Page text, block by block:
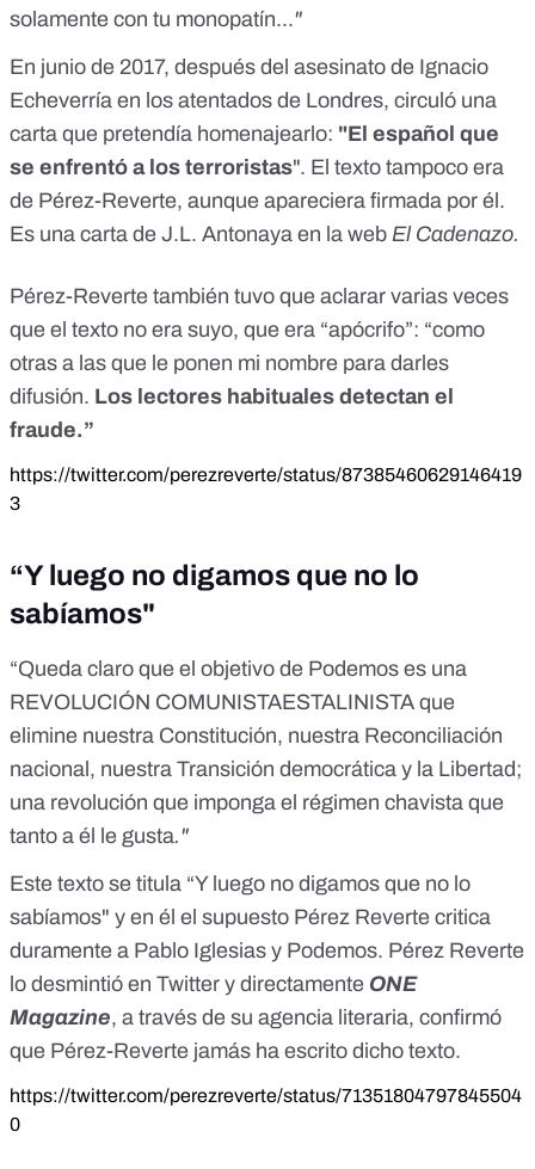
solamente con tu monopatín..."
En junio de 2017, después del asesinato de Ignacio
Echeverría en los atentados de Londres, circuló una
carta que pretendía homenajearlo: "El español que
se enfrentó a los terroristas". El texto tampoco era
de Pérez-Reverte, aunque apareciera firmada por él.
Es una carta de J.L. Antonaya en la web El Cadenazo.
Pérez-Reverte también tuvo que aclarar varias veces
que el texto no era suyo, que era “apócrifo”: “como
otras a las que le ponen mi nombre para darles
difusión. Los lectores habituales detectan el
fraude.”
https://twitter.com/perezreverte/status/87385460629146419
3
“Y luego no digamos que no lo
sabíamos"
“Queda claro que el objetivo de Podemos es una
REVOLUCIÓN COMUNISTAESTALINISTA que
elimine nuestra Constitución, nuestra Reconciliación
nacional, nuestra Transición democrática y la Libertad;
una revolución que imponga el régimen chavista que
tanto a él le gusta."
Este texto se titula “Y luego no digamos que no lo
sabíamos" y en él el supuesto Pérez Reverte critica
duramente a Pablo Iglesias y Podemos. Pérez Reverte
lo desmintió en Twitter y directamente ONE
Magazine, a través de su agencia literaria, confirmó
que Pérez-Reverte jamás ha escrito dicho texto.
https://twitter.com/perezreverte/status/71351804797845504
0